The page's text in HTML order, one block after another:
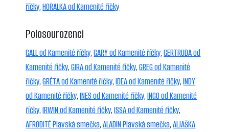
říčky,HORALKA od Kamenité říčky
Polosourozenci
GALL od Kamenité říčky,GARY od Kamenité říčky,GERTRUDA od
Kamenité říčky,GIRA od Kamenité říčky,GREG od Kamenité
říčky,GRÉTA od Kamenité říčky,IDEA od Kamenité říčky,INDY
od Kamenité říčky,INES od Kamenité říčky,INGO od Kamenité
říčky,IRWIN od Kamenité říčky,ISSA od Kamenité říčky,
AFRODITÉ Plavská smečka,ALADIN Plavská smečka,ALJAŠKA